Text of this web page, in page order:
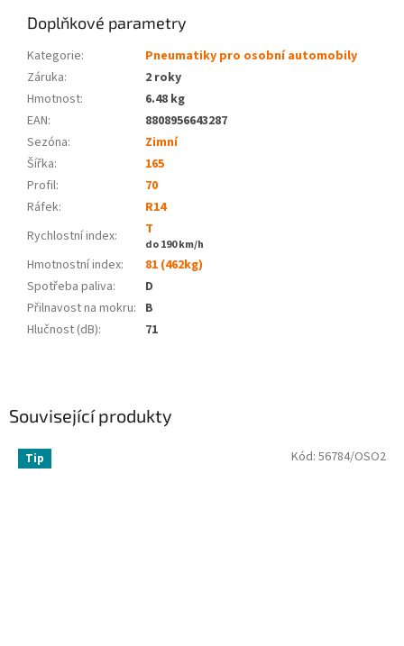
Související produkty
Tip Kód: 56784/OSO2
Doplňkové parametry
Kategorie:
Pneumatiky pro osobní automobily
Záruka:
2 roky
Hmotnost:
6.48 kg
EAN:
8808956643287
Sezóna:
Zimní
Šířka:
165
Profil:
70
Ráfek:
R14
Rychlostní index:
T
do 190 km/h
Hmotnostní index:
81 (462kg)
Spotřeba paliva:
D
Přilnavost na mokru: B
Hlučnost (dB): 71